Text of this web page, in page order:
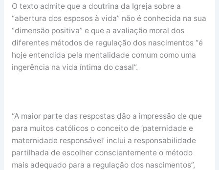
O texto admite que a doutrina da Igreja sobre a
“abertura dos esposos à vida” não é conhecida na sua
“dimensão positiva” e que a avaliação moral dos
diferentes métodos de regulação dos nascimentos “é
hoje entendida pela mentalidade comum como uma
ingerência na vida íntima do casal”.
“A maior parte das respostas dão a impressão de que
para muitos católicos o conceito de ‘paternidade e
maternidade responsável’ inclui a responsabilidade
partilhada de escolher conscientemente o método
mais adequado para a regulação dos nascimentos”,